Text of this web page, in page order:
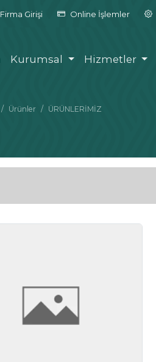
Firma Girişi Online İşlemler
Kurumsal Hizmetler
Ürünler ÜRÜNLERİMİZ